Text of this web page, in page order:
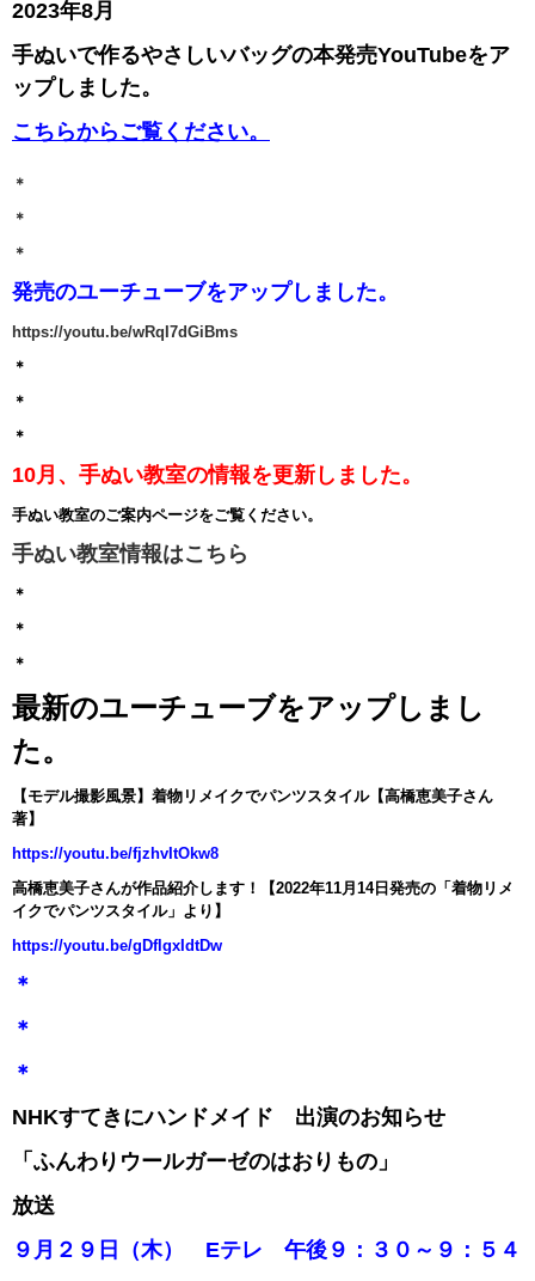
2023年8月
手ぬいで作るやさしいバッグの本発売YouTubeをア
ップしました。
こちらからご覧ください。
＊
＊
＊
発売のユーチューブをアップしました。
https://youtu.be/wRqI7dGiBms
＊
＊
＊
10月、手ぬい教室の情報を更新しました。
手ぬい教室のご案内ページをご覧ください。
手ぬい教室情報はこちら
＊
＊
＊
最新のユーチューブをアップしまし
た。
【モデル撮影風景】着物リメイクでパンツスタイル【高橋恵美子さん
著】
https://youtu.be/fjzhvItOkw8
高橋恵美子さんが作品紹介します！【2022年11月14日発売の「着物リメ
イクでパンツスタイル」より】
https://youtu.be/gDflgxIdtDw
＊
＊
＊
NHKすてきにハンドメイド 出演のお知らせ
「ふんわりウールガーゼのはおりもの」
放送
９月２９日（木） Eテレ 午後９：３０～９：５４